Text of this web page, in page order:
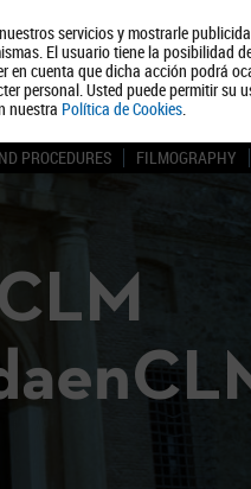
servicios y mostrarle
El usuario tiene la posibilidad
en cuenta que dicha acción podrá
personal. Usted puede permitir su
nuestra Política de Cookies.
About us Tourism Política de
PROCEDURES FILMOGRAPHY